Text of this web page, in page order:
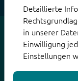
Detaillierte
in unserer
Einwilligung
Einstellungen
Mit